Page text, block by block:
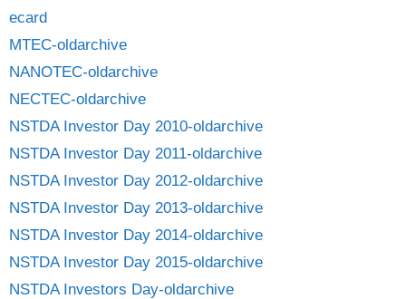
ecard
MTEC-oldarchive
NANOTEC-oldarchive
NECTEC-oldarchive
NSTDA Investor Day 2010-oldarchive
NSTDA Investor Day 2011-oldarchive
NSTDA Investor Day 2012-oldarchive
NSTDA Investor Day 2013-oldarchive
NSTDA Investor Day 2014-oldarchive
NSTDA Investor Day 2015-oldarchive
NSTDA Investors Day-oldarchive